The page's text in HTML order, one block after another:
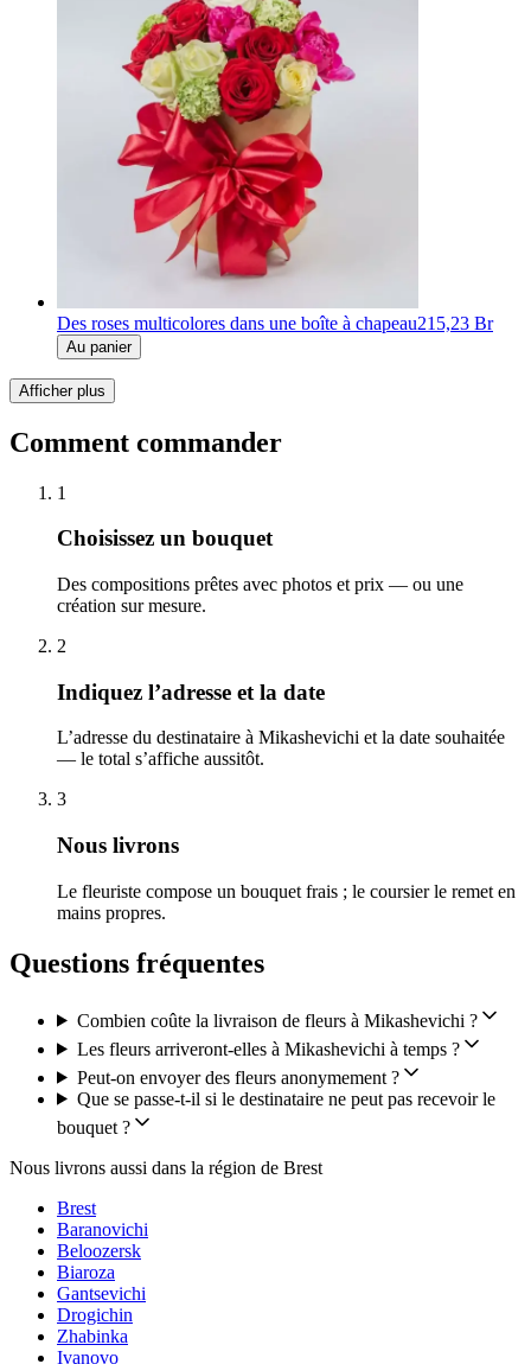
Des roses multicolores dans une boîte à chapeau215,23 Br
Au panier
Afficher plus
Comment commander
1
Choisissez un bouquet
Des compositions prêtes avec photos et prix — ou une
création sur mesure.
2
Indiquez l’adresse et la date
L’adresse du destinataire à Mikashevichi et la date souhaitée
— le total s’affiche aussitôt.
3
Nous livrons
Le fleuriste compose un bouquet frais ; le coursier le remet en
mains propres.
Questions fréquentes
Combien coûte la livraison de fleurs à Mikashevichi ?
Les fleurs arriveront-elles à Mikashevichi à temps ?
Peut-on envoyer des fleurs anonymement ?
Que se passe-t-il si le destinataire ne peut pas recevoir le
bouquet ?
Nous livrons aussi dans la région de Brest
Brest
Baranovichi
Beloozersk
Biaroza
Gantsevichi
Drogichin
Zhabinka
Ivanovo